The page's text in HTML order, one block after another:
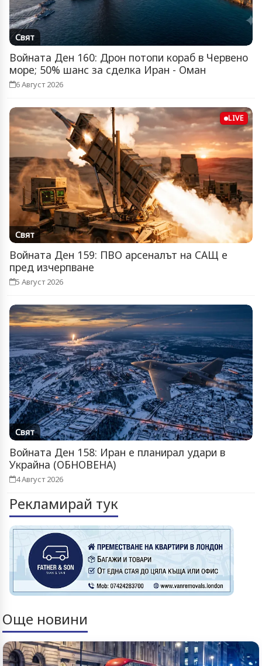
Свят
Войната Ден 160: Дрон потопи кораб в Червено
море; 50% шанс за сделка Иран - Оман
6 Август 2026
LIVE
Свят
Войната Ден 159: ПВО арсеналът на САЩ е
пред изчерпване
5 Август 2026
Свят
Войната Ден 158: Иран е планирал удари в
Украйна (ОБНОВЕНА)
4 Август 2026
Рекламирай тук
Още новини